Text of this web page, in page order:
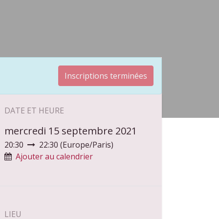
Inscriptions terminées
DATE ET HEURE
mercredi 15 septembre 2021
20:30 22:30 (Europe/Paris)
Ajouter au calendrier
LIEU